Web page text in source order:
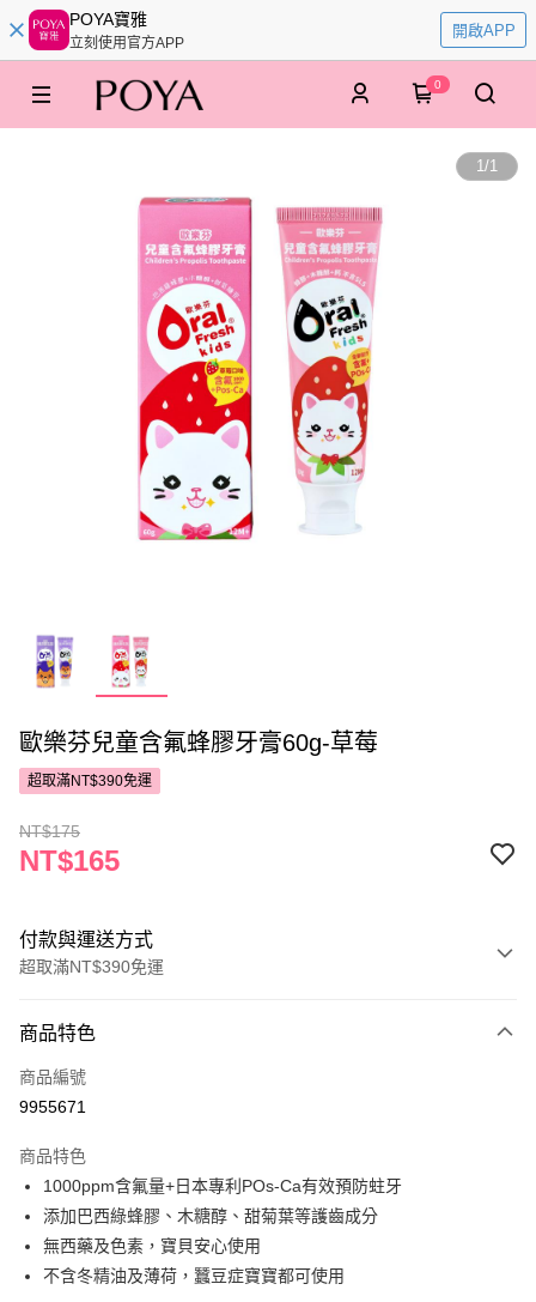
POYA寶雅
立刻使用官方APP
開啟APP
0
1/1
歐樂芬兒童含氟蜂膠牙膏60g-草莓
超取滿NT$390免運
NT$175
NT$165
付款與運送方式
超取滿NT$390免運
POYA支付
信用卡一次付款
LINE Pay
Apple Pay
街口支付
商品特色
商品編號
9955671
商品特色
1000ppm含氟量+日本專利POs-Ca有效預防蛀牙
添加巴西綠蜂膠、木糖醇、甜菊葉等護齒成分
無西藥及色素，寶貝安心使用
不含冬精油及薄荷，蠶豆症寶寶都可使用